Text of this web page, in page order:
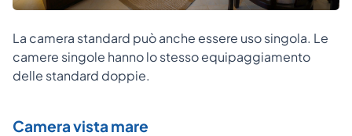
La camera standard può anche essere uso singola. Le
camere singole hanno lo stesso equipaggiamento
delle standard doppie.
Camera vista mare